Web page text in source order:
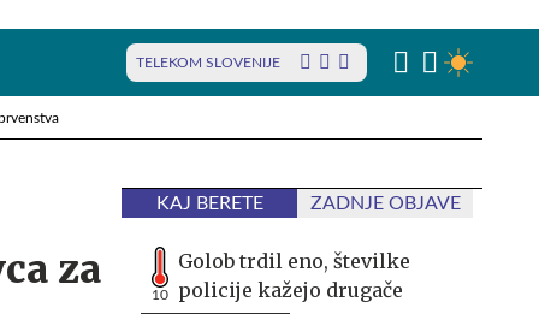
TELEKOM SLOVENIJE
za
KAJ BERETE ZADNJE OBJAVE
10
Golob trdil eno, številke
policije kažejo drugače